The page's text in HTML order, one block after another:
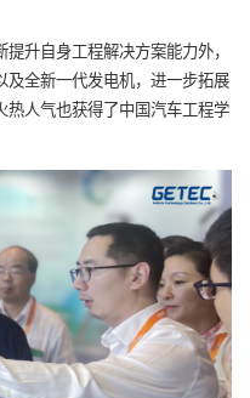
升自身工程解决方案能力外，
及全新一代发电机，进一步拓展
热人气也获得了中国汽车工程学